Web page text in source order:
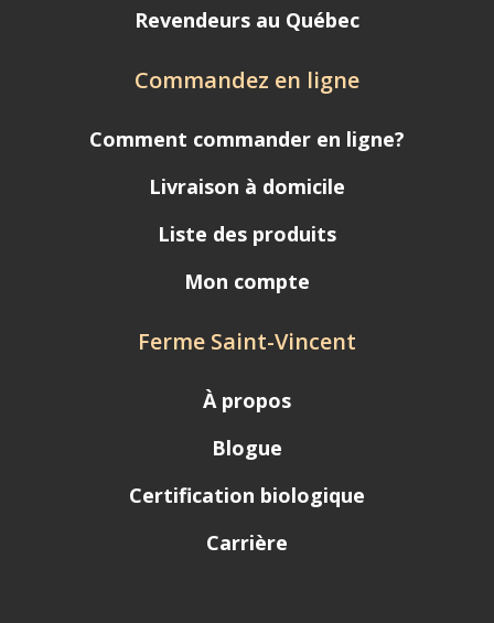
Revendeurs au Québec
Commandez en ligne
Comment commander en ligne?
Livraison à domicile
Liste des produits
Mon compte
Ferme Saint-Vincent
À propos
Blogue
Certification biologique
Carrière